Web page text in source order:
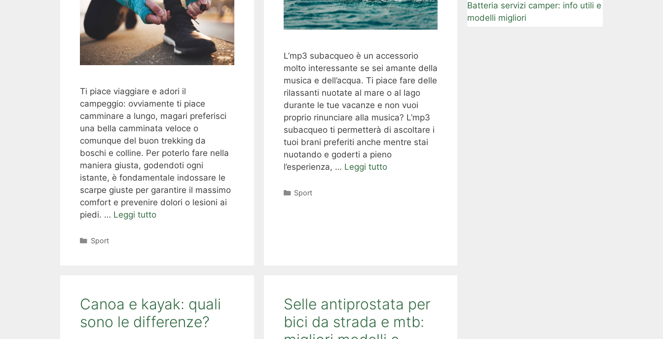
Ti piace viaggiare e adori il
campeggio: ovviamente ti piace
camminare a lungo, magari preferisci
una bella camminata veloce o
comunque del buon trekking da
boschi e colline. Per poterlo fare nella
maniera giusta, godendoti ogni
istante, è fondamentale indossare le
scarpe giuste per garantire il massimo
comfort e prevenire dolori o lesioni ai
piedi. … Leggi tutto
Categorie
Sport
L’mp3 subacqueo è un accessorio
molto interessante se sei amante della
musica e dell’acqua. Ti piace fare delle
rilassanti nuotate al mare o al lago
durante le tue vacanze e non vuoi
proprio rinunciare alla musica? L’mp3
subacqueo ti permetterà di ascoltare i
tuoi brani preferiti anche mentre stai
nuotando e goderti a pieno
l’esperienza, … Leggi tutto
Categorie
Sport
Canoa e kayak: quali
sono le differenze?
Selle antiprostata per
bici da strada e mtb:
Batteria servizi camper: info utili e
modelli migliori